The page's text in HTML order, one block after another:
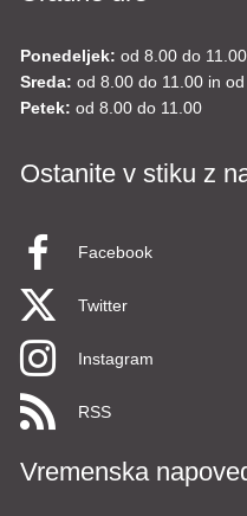
Ponedeljek: od 8.00 do
Sreda: od 8.00 do 11.00 in
Petek: od 8.00 do 11.00
Ostanite v stiku z
Facebook
Twitter
Instagram
RSS
Vremenska